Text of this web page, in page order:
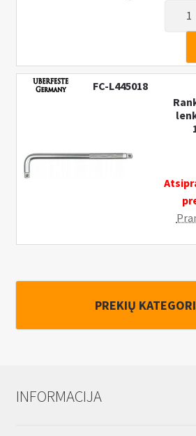
tipo
FC-L445018
PREKIŲ
INFORMACIJA